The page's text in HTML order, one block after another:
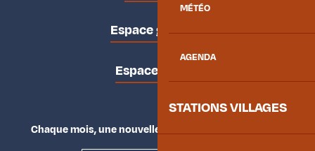
MÉTÉO
AGENDA
STATIONS VILLAGES
Espace groupes
Espace presse
Chaque mois, une nouvelle façon d'explorer la vallée.